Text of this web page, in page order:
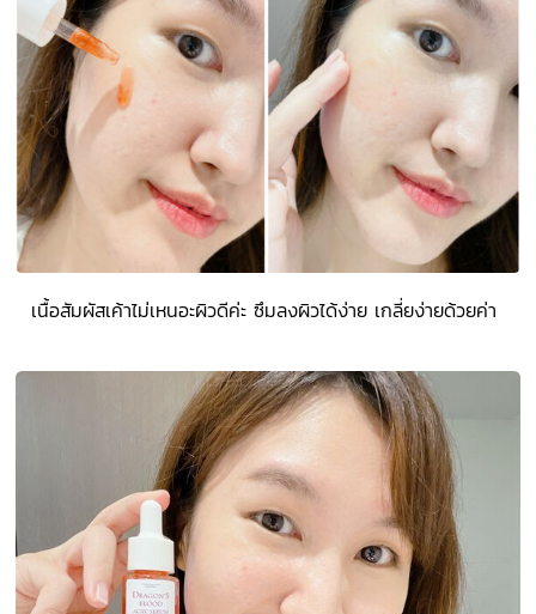
เนื้อสัมผัสเค้าไม่เหนอะผิวดีค่ะ ซึมลงผิวได้ง่าย เกลี่ยง่ายด้วยค่า